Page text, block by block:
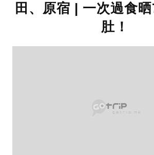
田、原宿 | 一次過食
肚！